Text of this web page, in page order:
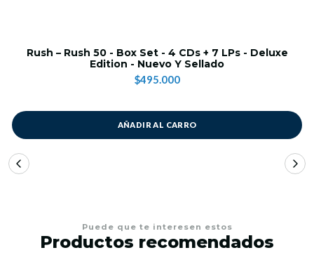
Rush – Rush 50 - Box Set - 4 CDs + 7 LPs - Deluxe
Edition - Nuevo Y Sellado
$495.000
AÑADIR AL CARRO
Puede que te interesen estos
Productos recomendados